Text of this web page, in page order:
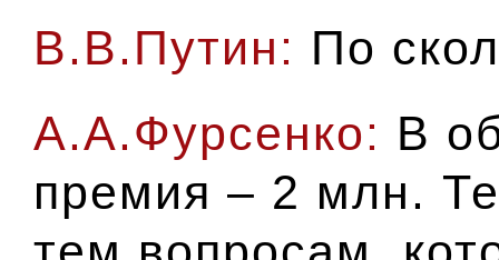
В.В.Путин: По
А.А.Фурсенко: В
премия – 2 млн.